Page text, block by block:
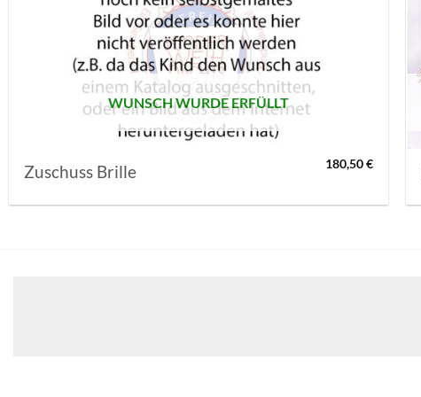
WUNSCH WURDE ERFÜLLT
Zuschuss Brille 180,50€